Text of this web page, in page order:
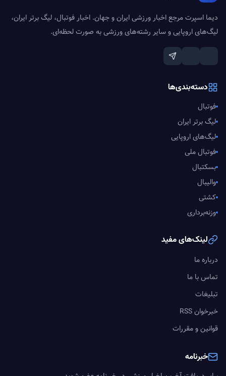
دیما اسپرت مرجع اخبار ورزشی ایران و جهان. اخبار فوتبال، لیگ برتر ایران،
لیگ‌های اروپایی و سایر رشته‌های ورزشی به صورت لحظه‌ای.
دسته‌بندی‌ها
فوتبال
لیگ برتر ایران
لیگ‌های اروپایی
فوتبال ملی
بسکتبال
والیبال
کشتی
وزنه‌برداری
لینک‌های مفید
درباره ما
تماس با ما
تبلیغات
خبرخوان RSS
قوانین و مقررات
خبرنامه